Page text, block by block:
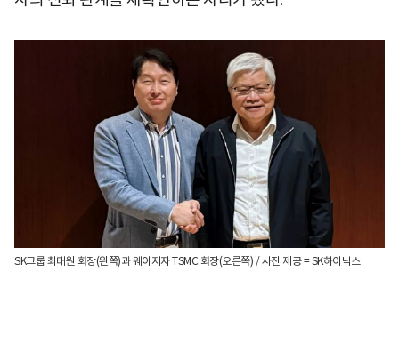
SK그룹 최태원 회장(왼쪽)과 웨이저자 TSMC 회장(오른쪽) / 사진 제공 = SK하이닉스